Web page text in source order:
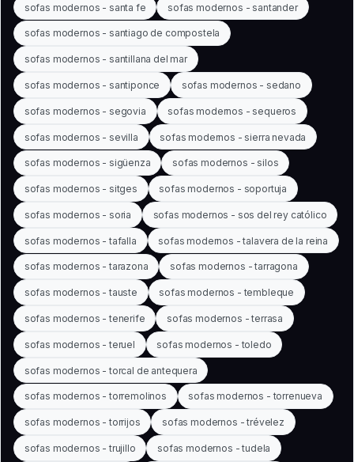
sofas modernos - santa fe sofas modernos - santander
sofas modernos - santiago de compostela
sofas modernos - santillana del mar
sofas modernos - santiponce sofas modernos - sedano
sofas modernos - segovia sofas modernos - sequeros
sofas modernos - sevilla sofas modernos - sierra nevada
sofas modernos - sigüenza sofas modernos - silos
sofas modernos - sitges sofas modernos - soportuja
sofas modernos - soria sofas modernos - sos del rey católico
sofas modernos - tafalla sofas modernos - talavera de la reina
sofas modernos - tarazona sofas modernos - tarragona
sofas modernos - tauste sofas modernos - tembleque
sofas modernos - tenerife sofas modernos - terrasa
sofas modernos - teruel sofas modernos - toledo
sofas modernos - torcal de antequera
sofas modernos - torremolinos sofas modernos - torrenueva
sofas modernos - torrijos sofas modernos - trévelez
sofas modernos - trujillo sofas modernos - tudela